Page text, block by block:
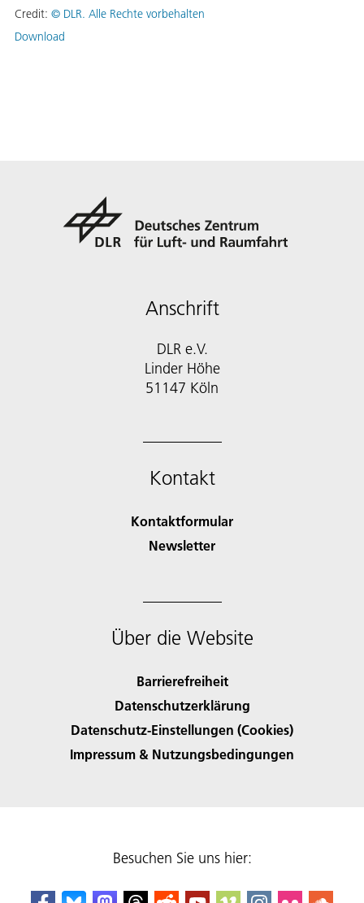
Credit: © DLR. Alle Rechte vorbehalten
Download
Anschrift
DLR e.V.
Linder Höhe
51147 Köln
Kontakt
Kontaktformular
Newsletter
Über die Website
Barrierefreiheit
Datenschutzerklärung
Datenschutz-Einstellungen (Cookies)
Impressum & Nutzungsbedingungen
Besuchen Sie uns hier: